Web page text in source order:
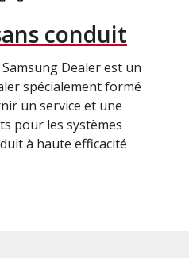
conduit
Dealer est un
spécialement formé
un service et une
pour les systèmes
à haute efficacité